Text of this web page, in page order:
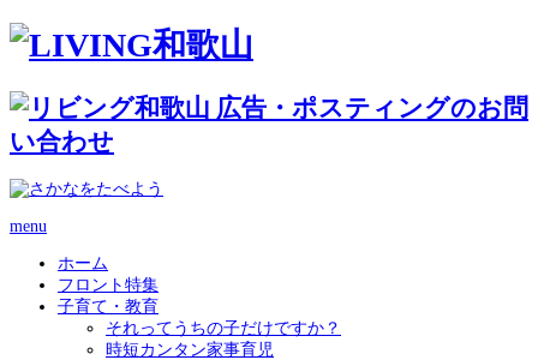
menu
ホーム
フロント特集
子育て・教育
それってうちの子だけですか？
時短カンタン家事育児